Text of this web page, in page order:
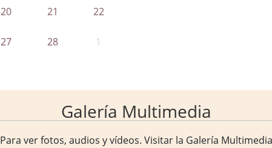
20 21 22
27 28 1
Galería Multimedia
Para ver fotos, audios y vídeos. Visitar la Galería Multimedia